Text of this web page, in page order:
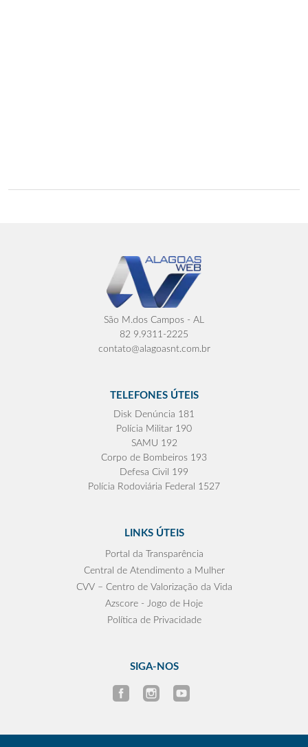
São M.dos Campos - AL
82 9.9311-2225
contato@alagoasnt.com.br
TELEFONES ÚTEIS
Disk Denúncia 181
Polícia Militar 190
SAMU 192
Corpo de Bombeiros 193
Defesa Civil 199
Polícia Rodoviária Federal 1527
LINKS ÚTEIS
Portal da Transparência
Central de Atendimento a Mulher
CVV – Centro de Valorização da Vida
Azscore - Jogo de Hoje
Política de Privacidade
SIGA-NOS